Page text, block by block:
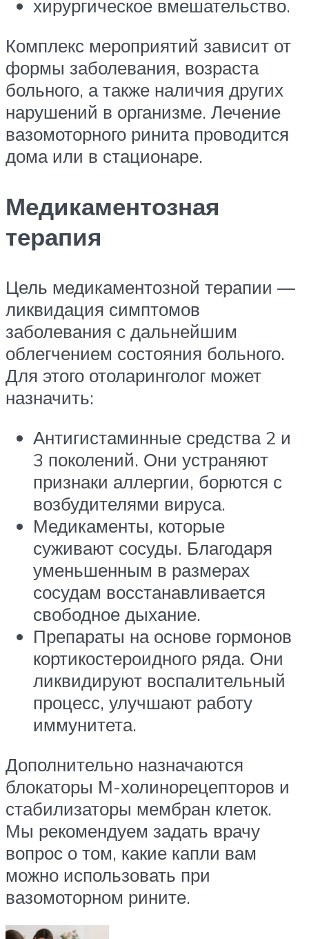
хирургическое вмешательство.
Комплекс мероприятий зависит от
формы заболевания, возраста
больного, а также наличия других
нарушений в организме. Лечение
вазомоторного ринита проводится
дома или в стационаре.
Медикаментозная
терапия
Цель медикаментозной терапии —
ликвидация симптомов
заболевания с дальнейшим
облегчением состояния больного.
Для этого отоларинголог может
назначить:
Антигистаминные средства 2 и
3 поколений. Они устраняют
признаки аллергии, борются с
возбудителями вируса.
Медикаменты, которые
суживают сосуды. Благодаря
уменьшенным в размерах
сосудам восстанавливается
свободное дыхание.
Препараты на основе гормонов
кортикостероидного ряда. Они
ликвидируют воспалительный
процесс, улучшают работу
иммунитета.
Дополнительно назначаются
блокаторы М-холинорецепторов и
стабилизаторы мембран клеток.
Мы рекомендуем задать врачу
вопрос о том, какие капли вам
можно использовать при
вазомоторном рините.